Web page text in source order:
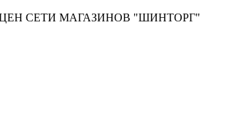
СЕТИ МАГАЗИНОВ "ШИНТОРГ"